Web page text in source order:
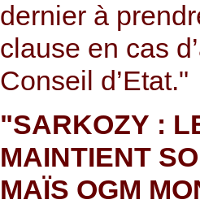
dernier à
clause en cas
Conseil d’Etat."
"SARKOZY :
MAINTIENT
MAÏS OGM